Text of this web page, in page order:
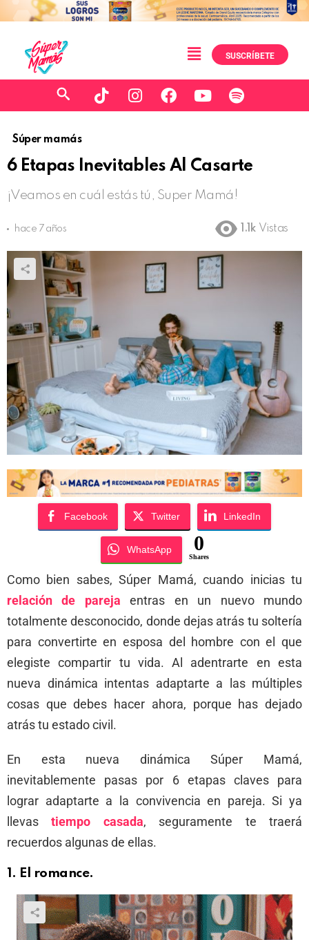
SUSCRÍBETE
Súper mamás
6 Etapas Inevitables Al Casarte
¡Veamos en cuál estás tú, Super Mamá!
hace 7 años 1.1k Vistas
Facebook Twitter LinkedIn
WhatsApp 0
Shares
Como bien sabes, Súper Mamá, cuando inicias tu
relación de pareja entras en un nuevo mundo
totalmente desconocido, donde dejas atrás tu soltería
para convertirte en esposa del hombre con el que
elegiste compartir tu vida. Al adentrarte en esta
nueva dinámica intentas adaptarte a las múltiples
cosas que debes hacer ahora, porque has dejado
atrás tu estado civil.
En esta nueva dinámica Súper Mamá,
inevitablemente pasas por 6 etapas claves para
lograr adaptarte a la convivencia en pareja. Si ya
llevas
tiempo casada, seguramente te traerá
recuerdos algunas de ellas.
1. El romance.